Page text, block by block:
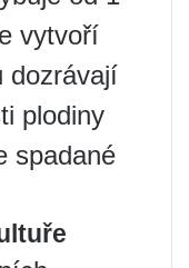
vytvoří
dozrávají
plodiny
spadané